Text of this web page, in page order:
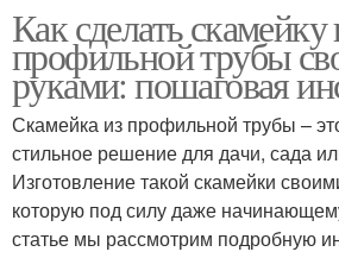
Как сделать скамейку
профильной трубы
руками: пошаговая
Скамейка из профильной трубы –
стильное решение для дачи, сада
Изготовление такой скамейки
которую под силу даже
статье мы рассмотрим подробную